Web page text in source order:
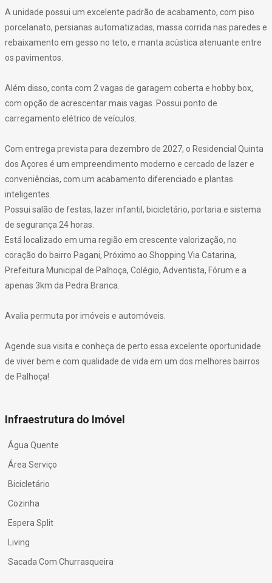
A unidade possui um excelente padrão de acabamento, com piso
porcelanato, persianas automatizadas, massa corrida nas paredes e
rebaixamento em gesso no teto, e manta acústica atenuante entre
os pavimentos.
Além disso, conta com 2 vagas de garagem coberta e hobby box,
com opção de acrescentar mais vagas. Possui ponto de
carregamento elétrico de veículos.
Com entrega prevista para dezembro de 2027, o Residencial Quinta
dos Açores é um empreendimento moderno e cercado de lazer e
conveniências, com um acabamento diferenciado e plantas
inteligentes.
Possui salão de festas, lazer infantil, bicicletário, portaria e sistema
de segurança 24 horas.
Está localizado em uma região em crescente valorização, no
coração do bairro Pagani, Próximo ao Shopping Via Catarina,
Prefeitura Municipal de Palhoça, Colégio, Adventista, Fórum e a
apenas 3km da Pedra Branca.
Avalia permuta por imóveis e automóveis.
Agende sua visita e conheça de perto essa excelente oportunidade
de viver bem e com qualidade de vida em um dos melhores bairros
de Palhoça!
Infraestrutura do Imóvel
Água Quente
Área Serviço
Bicicletário
Cozinha
Espera Split
Living
Sacada Com Churrasqueira